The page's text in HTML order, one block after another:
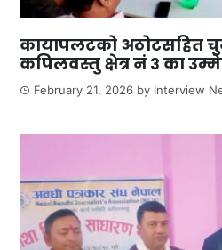
कायापलटको अठोटसहित
कपिलवस्तु क्षेत्र नं ३ का
February 21, 2026 by Interview